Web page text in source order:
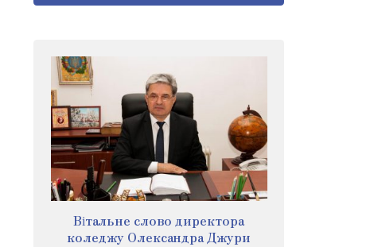
Вітальне слово директора
коледжу Олександра Джури